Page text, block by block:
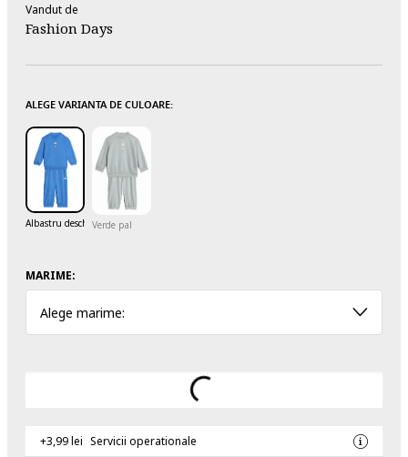
Vandut de
Fashion Days
ALEGE VARIANTA DE CULOARE:
Albastru deschisVerde pal
MARIME:
Alege marime:
+3,99 lei Servicii operationale